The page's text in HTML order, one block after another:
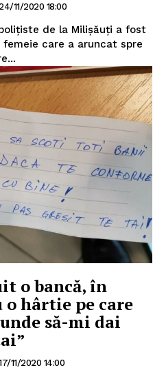
IAȘI
11/2020 18:00
de la Milișăuți a fost
care a aruncat spre
o bancă, în
hârtie pe care
să-mi dai
11/2020 14:00